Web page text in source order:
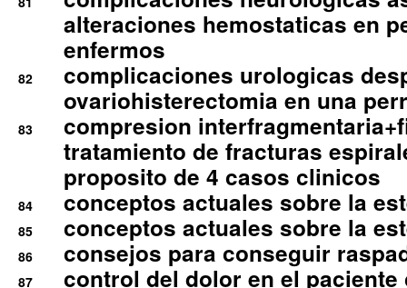
alteraciones hemostaticas en
enfermos
82
complicaciones urologicas
ovariohisterectomia en una
83
compresion
tratamiento de fracturas
proposito de 4 casos clinicos
84 conceptos actuales sobre la
85 conceptos actuales sobre la
86 consejos para conseguir
87 control del dolor en el